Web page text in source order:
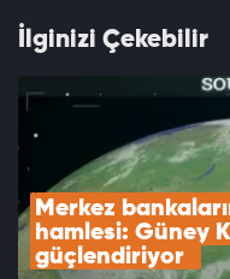
İlginizi Çekebilir
Merkez
hamlesi: Güney
güçlendiriyor